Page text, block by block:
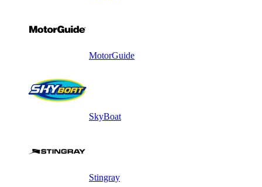
MotorGuide
SkyBoat
Stingray